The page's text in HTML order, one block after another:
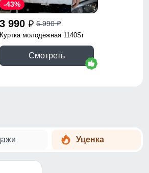
3 990 p 6 990p
-43%
Куртка молодежная 1140Sr
Смотреть
Уценка